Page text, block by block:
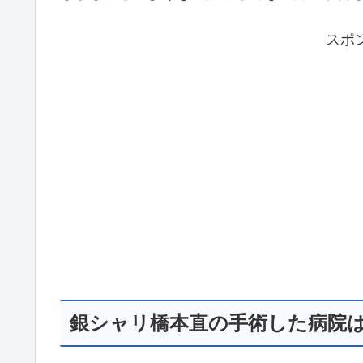
スポ
銀シャリ橋本直の手術した病院